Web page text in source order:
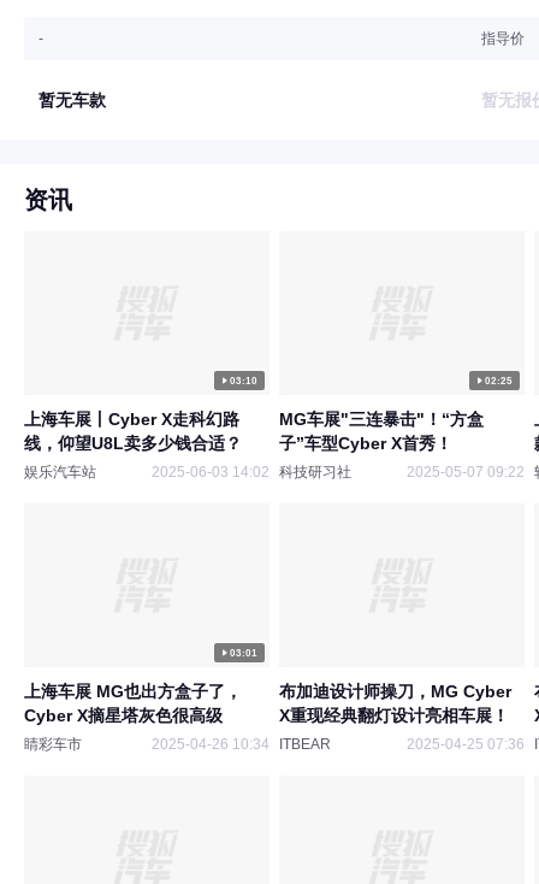
- 指导价
暂无车款 暂无报
资讯
03:10
上海车展丨Cyber X走科幻路
线，仰望U8L卖多少钱合适？
娱乐汽车站 2025-06-03 14:02
02:25
MG车展"三连暴击"！“方盒
子”车型Cyber X首秀！
科技研习社 2025-05-07 09:22
03:01
上海车展 MG也出方盒子了，
Cyber X摘星塔灰色很高级
睛彩车市 2025-04-26 10:34
布加迪设计师操刀，MG Cyber
X重现经典翻灯设计亮相车展！
ITBEAR 2025-04-25 07:36